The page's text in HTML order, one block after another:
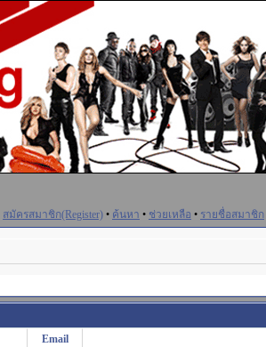
สมัครสมาชิก(Register) • ค้นหา • ช่วยเหลือ • รายชื่อสมาชิก
Email